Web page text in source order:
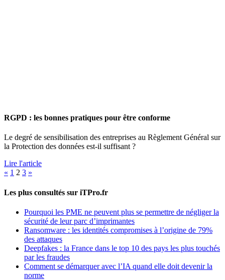
RGPD : les bonnes pratiques pour être conforme
Le degré de sensibilisation des entreprises au Règlement Général sur
la Protection des données est-il suffisant ?
Lire l'article
Pagination
des
« 1 2 3 »
Les plus consultés sur iTPro.fr
Pourquoi les PME ne peuvent plus se permettre de négliger la
sécurité de leur parc d’imprimantes
Ransomware : les identités compromises à l’origine de 79%
des attaques
Deepfakes : la France dans le top 10 des pays les plus touchés
par les fraudes
Comment se démarquer avec l’IA quand elle doit devenir la
norme